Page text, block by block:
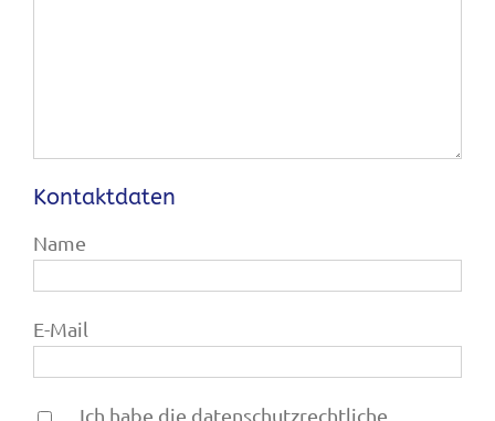
Kontaktdaten
Name
E-Mail
Ich habe die datenschutzrechtliche